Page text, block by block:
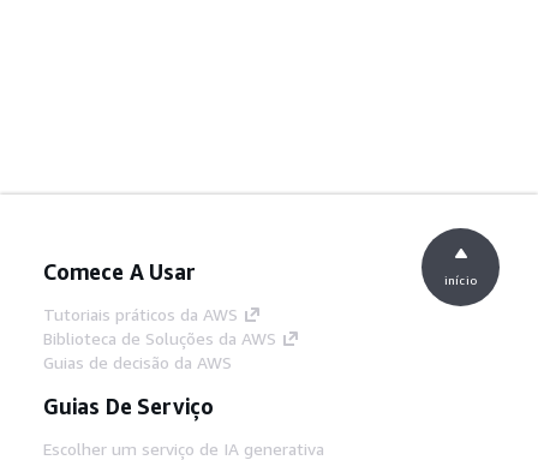
Comece A Usar
Tutoriais práticos da AWS
Biblioteca de Soluções da AWS
Guias de decisão da AWS
Guias De Serviço
Escolher um serviço de IA generativa
início